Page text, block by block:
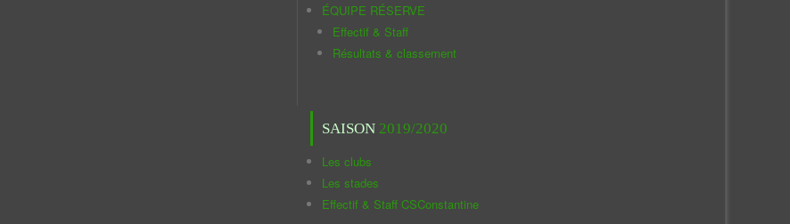
ÉQUIPE RÉSERVE
Effectif & Staff
Résultats & classement
SAISON 2019/2020
Les clubs
Les stades
Effectif & Staff CSConstantine